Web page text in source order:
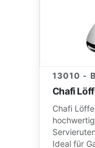
13010 -
Chafi
Chafi
Ideal für